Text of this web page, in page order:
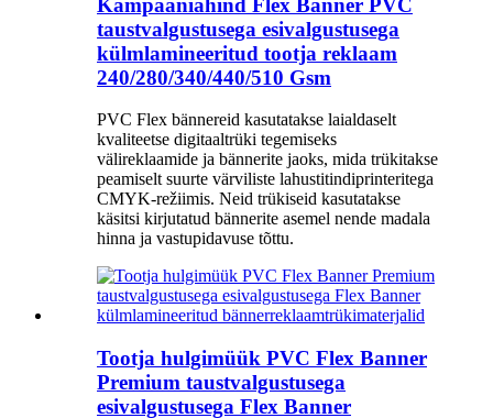
taustvalgustusega esivalgustusega
külmlamineeritud tootja reklaam
240/280/340/440/510 Gsm
PVC Flex bännereid kasutatakse laialdaselt
kvaliteetse digitaaltrüki tegemiseks
välireklaamide ja bännerite jaoks, mida trükitakse
peamiselt suurte värviliste lahustitindiprinteritega
CMYK-režiimis. Neid trükiseid kasutatakse
käsitsi kirjutatud bännerite asemel nende madala
hinna ja vastupidavuse tõttu.
Tootja hulgimüük PVC Flex Banner
Premium taustvalgustusega
esivalgustusega Flex Banner